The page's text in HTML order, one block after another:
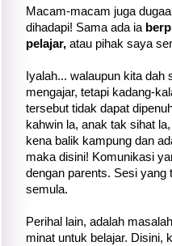
Macam-macam juga
dihadapi! Sama ada ia
pelajar, atau pihak saya
Iyalah... walaupun kita dah
mengajar, tetapi kadang-
tersebut tidak dapat
kahwin la, anak tak sihat
kena balik kampung dan
maka disini! Komunikasi
dengan parents. Sesi yang
semula.
Perihal lain, adalah
minat untuk belajar. Disini,